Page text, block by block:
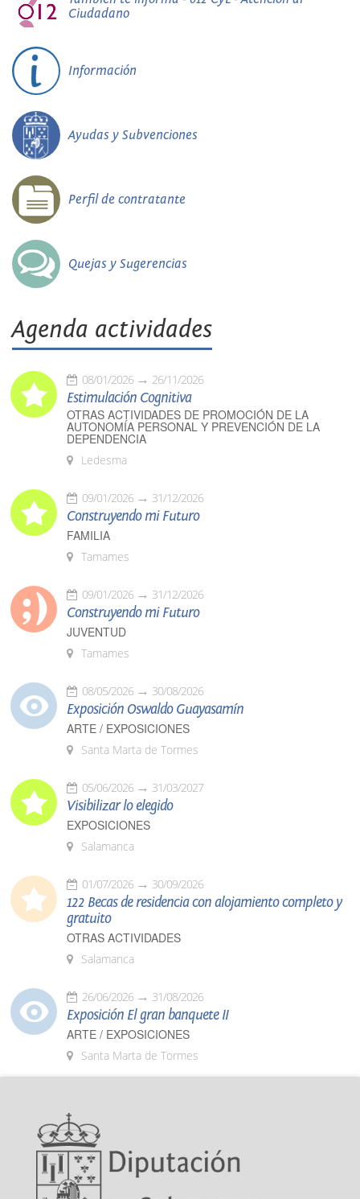
Ciudadano
Información
Ayudas y Subvenciones
Perfil de contratante
Quejas y Sugerencias
Agenda actividades
08/01/2026 26/11/2026
Estimulación Cognitiva
OTRAS ACTIVIDADES DE PROMOCIÓN DE LA
AUTONOMÍA PERSONAL Y PREVENCIÓN DE LA
DEPENDENCIA
Ledesma
09/01/2026 31/12/2026
Construyendo mi Futuro
FAMILIA
Tamames
09/01/2026 31/12/2026
Construyendo mi Futuro
JUVENTUD
Tamames
08/05/2026 30/08/2026
Exposición Oswaldo Guayasamín
ARTE / EXPOSICIONES
Santa Marta de Tormes
05/06/2026 31/03/2027
Visibilizar lo elegido
EXPOSICIONES
Salamanca
01/07/2026 30/09/2026
122 Becas de residencia con alojamiento completo y
gratuito
OTRAS ACTIVIDADES
Salamanca
26/06/2026 31/08/2026
Exposición El gran banquete II
ARTE / EXPOSICIONES
Santa Marta de Tormes